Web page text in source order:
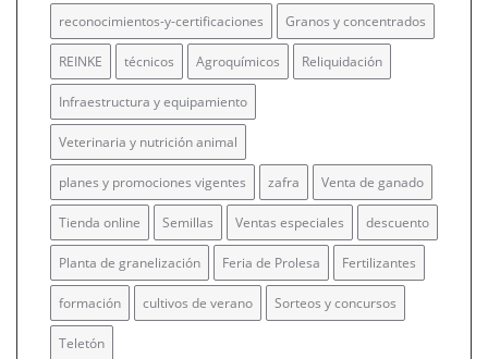
reconocimientos-y-certificaciones Granos y concentrados
REINKE técnicos Agroquímicos Reliquidación
Infraestructura y equipamiento
Veterinaria y nutrición animal
planes y promociones vigentes zafra Venta de ganado
Tienda online Semillas Ventas especiales descuento
Planta de granelización Feria de Prolesa Fertilizantes
formación cultivos de verano Sorteos y concursos
Teletón